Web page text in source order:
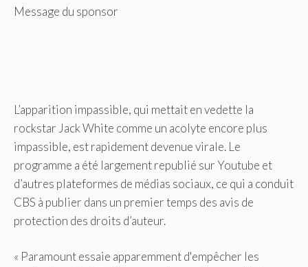
Message du sponsor
L’apparition impassible, qui mettait en vedette la
rockstar Jack White comme un acolyte encore plus
impassible, est rapidement devenue virale. Le
programme a été largement republié sur Youtube et
d’autres plateformes de médias sociaux, ce qui a conduit
CBS à publier dans un premier temps des avis de
protection des droits d’auteur.
« Paramount essaie apparemment d'empêcher les